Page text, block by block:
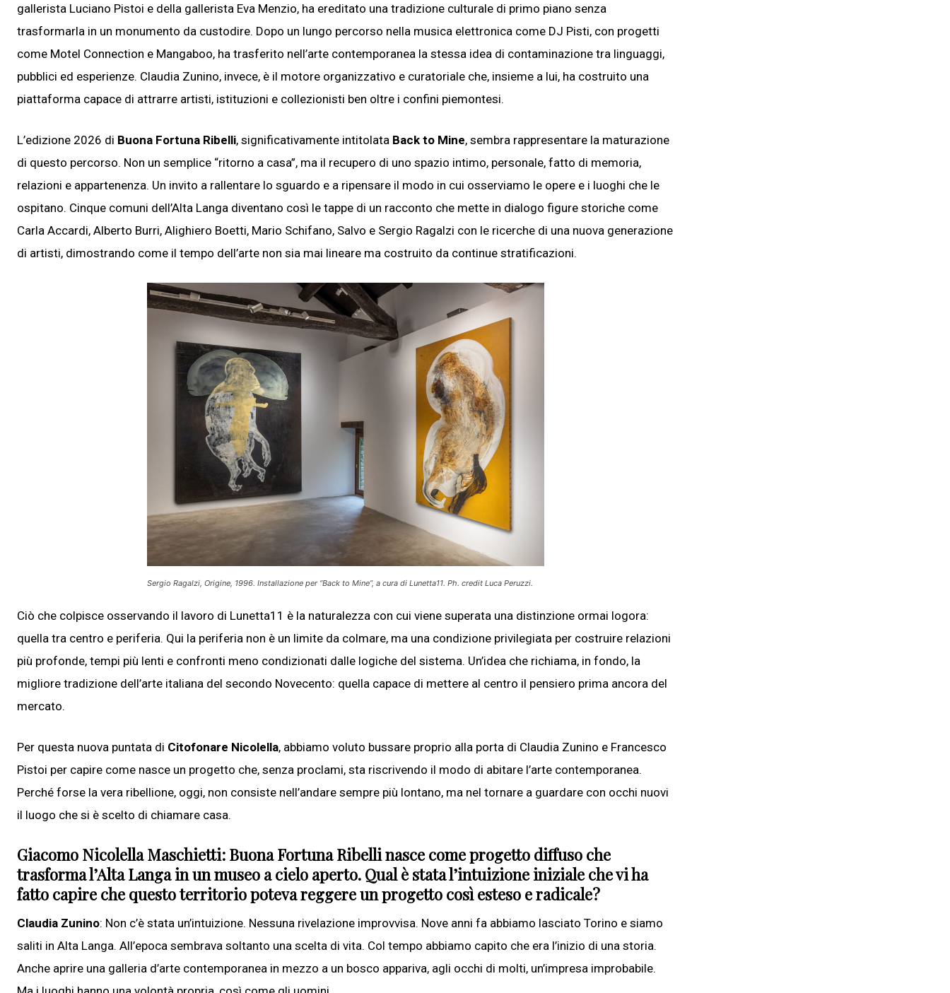
gallerista Luciano Pistoi e della gallerista Eva Menzio, ha ereditato una tradizione culturale di primo piano senza
trasformarla in un monumento da custodire. Dopo un lungo percorso nella musica elettronica come DJ Pisti, con progetti
come Motel Connection e Mangaboo, ha trasferito nell’arte contemporanea la stessa idea di contaminazione tra linguaggi,
pubblici ed esperienze. Claudia Zunino, invece, è il motore organizzativo e curatoriale che, insieme a lui, ha costruito una
piattaforma capace di attrarre artisti, istituzioni e collezionisti ben oltre i confini piemontesi.
L’edizione 2026 di Buona Fortuna Ribelli, significativamente intitolata Back to Mine, sembra rappresentare la maturazione
di questo percorso. Non un semplice “ritorno a casa”, ma il recupero di uno spazio intimo, personale, fatto di memoria,
relazioni e appartenenza. Un invito a rallentare lo sguardo e a ripensare il modo in cui osserviamo le opere e i luoghi che le
ospitano. Cinque comuni dell’Alta Langa diventano così le tappe di un racconto che mette in dialogo figure storiche come
Carla Accardi, Alberto Burri, Alighiero Boetti, Mario Schifano, Salvo e Sergio Ragalzi con le ricerche di una nuova generazione
di artisti, dimostrando come il tempo dell’arte non sia mai lineare ma costruito da continue stratificazioni.
Sergio Ragalzi, Origine, 1996. Installazione per “Back to Mine”, a cura di Lunetta11. Ph. credit Luca Peruzzi.
Ciò che colpisce osservando il lavoro di Lunetta11 è la naturalezza con cui viene superata una distinzione ormai logora:
quella tra centro e periferia. Qui la periferia non è un limite da colmare, ma una condizione privilegiata per costruire relazioni
più profonde, tempi più lenti e confronti meno condizionati dalle logiche del sistema. Un’idea che richiama, in fondo, la
migliore tradizione dell’arte italiana del secondo Novecento: quella capace di mettere al centro il pensiero prima ancora del
mercato.
Per questa nuova puntata di Citofonare Nicolella, abbiamo voluto bussare proprio alla porta di Claudia Zunino e Francesco
Pistoi per capire come nasce un progetto che, senza proclami, sta riscrivendo il modo di abitare l’arte contemporanea.
Perché forse la vera ribellione, oggi, non consiste nell’andare sempre più lontano, ma nel tornare a guardare con occhi nuovi
il luogo che si è scelto di chiamare casa.
Giacomo Nicolella Maschietti: Buona Fortuna Ribelli nasce come progetto diffuso che
trasforma l’Alta Langa in un museo a cielo aperto. Qual è stata l’intuizione iniziale che vi ha
fatto capire che questo territorio poteva reggere un progetto così esteso e radicale?
Claudia Zunino: Non c’è stata un’intuizione. Nessuna rivelazione improvvisa. Nove anni fa abbiamo lasciato Torino e siamo
saliti in Alta Langa. All’epoca sembrava soltanto una scelta di vita. Col tempo abbiamo capito che era l’inizio di una storia.
Anche aprire una galleria d’arte contemporanea in mezzo a un bosco appariva, agli occhi di molti, un’impresa improbabile.